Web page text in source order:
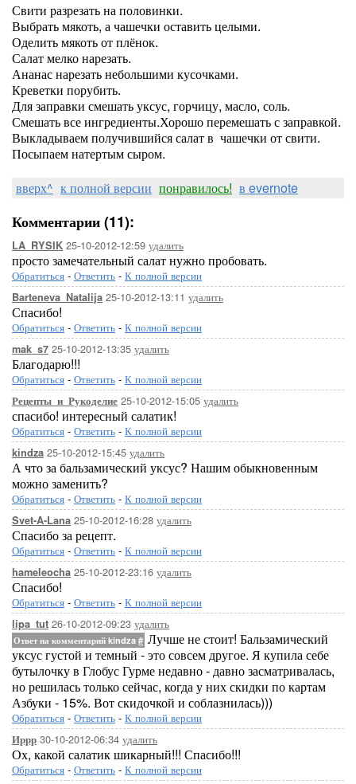
Свити разрезать на половинки.
Выбрать мякоть, а чашечки оставить целыми.
Оделить мякоть от плёнок.
Салат мелко нарезать.
Ананас нарезать небольшими кусочками.
Креветки порубить.
Для заправки смешать уксус, горчицу, масло, соль.
Смешать все ингредиенты.Хорошо перемешать с заправкой.
Выкладываем получившийся салат в чашечки от свити.
Посыпаем натертым сыром.
вверх^ к полной версии понравилось! в evernote
Комментарии (11):
LA_RYSIK 25-10-2012-12:59 удалить
просто замечательный салат нужно пробовать.
Обратиться - Ответить - К полной версии
Barteneva_Natalija 25-10-2012-13:11 удалить
Спасибо!
Обратиться - Ответить - К полной версии
mak_s7 25-10-2012-13:35 удалить
Благодарю!!!
Обратиться - Ответить - К полной версии
Рецепты_и_Рукоделие 25-10-2012-15:05 удалить
спасибо! интересный салатик!
Обратиться - Ответить - К полной версии
kindza 25-10-2012-15:45 удалить
А что за бальзамический уксус? Нашим обыкновенным
можно заменить?
Обратиться - Ответить - К полной версии
Svet-A-Lana 25-10-2012-16:28 удалить
Спасибо за рецепт.
Обратиться - Ответить - К полной версии
hameleocha 25-10-2012-23:16 удалить
Спасибо!
Обратиться - Ответить - К полной версии
lipa_tut 26-10-2012-09:23 удалить
Ответ на комментарий kindza # Лучше не стоит! Бальзамический
уксус густой и темный - это совсем другое. Я купила себе
бутылочку в Глобус Гурме недавно - давно засматривалась,
но решилась только сейчас, когда у них скидки по картам
Азбуки - 15%. Вот скидочкой и соблазнилась)))
Обратиться - Ответить - К полной версии
Иррр 30-10-2012-06:34 удалить
Ох, какой салатик шикарный!!! Спасибо!!!
Обратиться - Ответить - К полной версии